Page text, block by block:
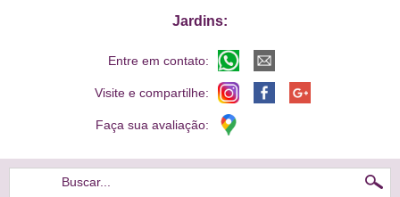
Jardins:
Entre em contato:
Visite e compartilhe:
Faça sua avaliação:
Buscar...